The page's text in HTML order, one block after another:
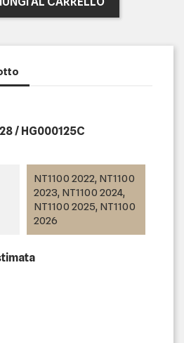
/ HG000125C
NT1100 2022, NT1100
2023, NT1100 2024,
NT1100 2025, NT1100
2026